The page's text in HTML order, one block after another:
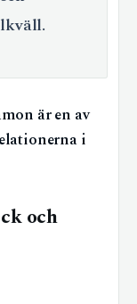
är en av
i
och